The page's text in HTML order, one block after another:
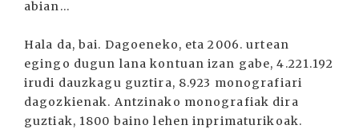
abian...
Hala da, bai. Dagoeneko, eta 2006. urtean
egingo dugun lana kontuan izan gabe, 4.221.192
irudi dauzkagu guztira, 8.923 monografiari
dagozkienak. Antzinako monografiak dira
guztiak, 1800 baino lehen inprimaturikoak.